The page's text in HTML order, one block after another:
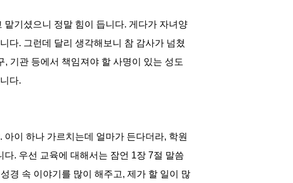
기셨으니 정말 힘이 듭니다. 게다가 자녀양
다. 그런데 달리 생각해보니 참 감사가 넘쳤
기관 등에서 책임져야 할 사명이 있는 성도
다.
이 하나 가르치는데 얼마가 든다더라, 학원
. 우선 교육에 대해서는 잠언 1장 7절 말씀
경 속 이야기를 많이 해주고, 제가 할 일이 많